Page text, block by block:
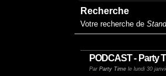
Recherche
Votre recherche de
PODCAST - Party
Par Party Time le lundi 30